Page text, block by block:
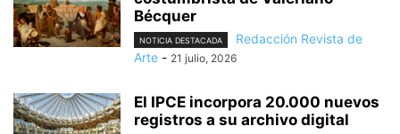
Bécquer
NOTICIA DESTACADA
Redacción Revista de
Arte - 21 julio, 2026
El IPCE incorpora 20.000 nuevos
registros a su archivo digital